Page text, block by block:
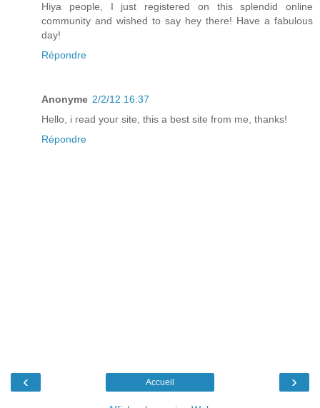
Hiya people, I just registered on this splendid online
community and wished to say hey there! Have a fabulous
day!
Répondre
Anonyme 2/2/12 16:37
Hello, i read your site, this a best site from me, thanks!
Répondre
‹ ›
Accueil